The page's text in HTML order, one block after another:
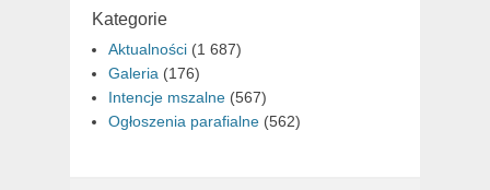
Kategorie
Aktualności (1 687)
Galeria (176)
Intencje mszalne (567)
Ogłoszenia parafialne (562)